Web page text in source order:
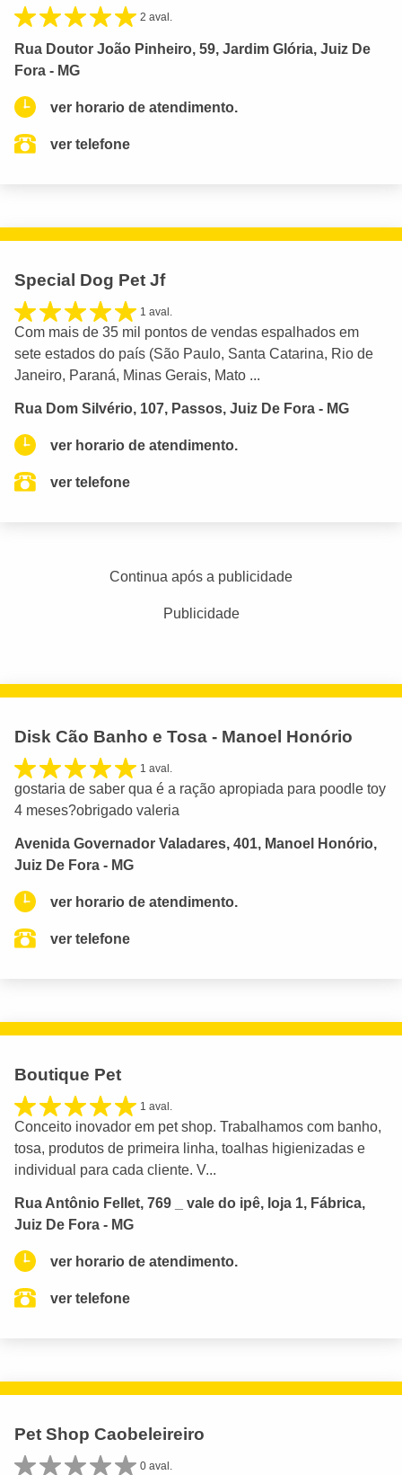
2 aval.
Rua Doutor João Pinheiro, 59, Jardim Glória, Juiz De
Fora - MG
ver horario de atendimento.
ver telefone
Special Dog Pet Jf
1 aval.
Com mais de 35 mil pontos de vendas espalhados em
sete estados do país (São Paulo, Santa Catarina, Rio de
Janeiro, Paraná, Minas Gerais, Mato ...
Rua Dom Silvério, 107, Passos, Juiz De Fora - MG
ver horario de atendimento.
ver telefone
Continua após a publicidade
Publicidade
Disk Cão Banho e Tosa - Manoel Honório
1 aval.
gostaria de saber qua é a ração apropiada para poodle toy
4 meses?obrigado valeria
Avenida Governador Valadares, 401, Manoel Honório,
Juiz De Fora - MG
ver horario de atendimento.
ver telefone
Boutique Pet
1 aval.
Conceito inovador em pet shop. Trabalhamos com banho,
tosa, produtos de primeira linha, toalhas higienizadas e
individual para cada cliente. V...
Rua Antônio Fellet, 769 _ vale do ipê, loja 1, Fábrica,
Juiz De Fora - MG
ver horario de atendimento.
ver telefone
Pet Shop Caobeleireiro
0 aval.